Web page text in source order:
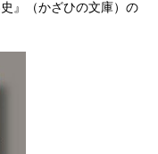
』（かざひの文庫）の